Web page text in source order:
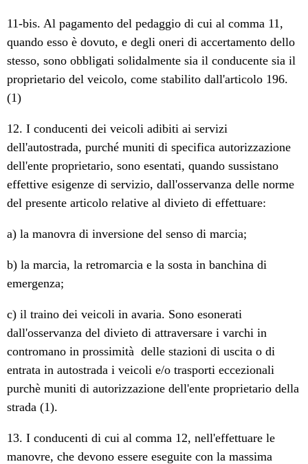
11-bis. Al pagamento del pedaggio di cui al comma 11,
quando esso è dovuto, e degli oneri di accertamento dello
stesso, sono obbligati solidalmente sia il conducente sia il
proprietario del veicolo, come stabilito dall'articolo 196.
(1)
12. I conducenti dei veicoli adibiti ai servizi
dell'autostrada, purché muniti di specifica autorizzazione
dell'ente proprietario, sono esentati, quando sussistano
effettive esigenze di servizio, dall'osservanza delle norme
del presente articolo relative al divieto di effettuare:
a) la manovra di inversione del senso di marcia;
b) la marcia, la retromarcia e la sosta in banchina di
emergenza;
c) il traino dei veicoli in avaria. Sono esonerati
dall'osservanza del divieto di attraversare i varchi in
contromano in prossimità delle stazioni di uscita o di
entrata in autostrada i veicoli e/o trasporti eccezionali
purchè muniti di autorizzazione dell'ente proprietario della
strada (1).
13. I conducenti di cui al comma 12, nell'effettuare le
manovre, che devono essere eseguite con la massima